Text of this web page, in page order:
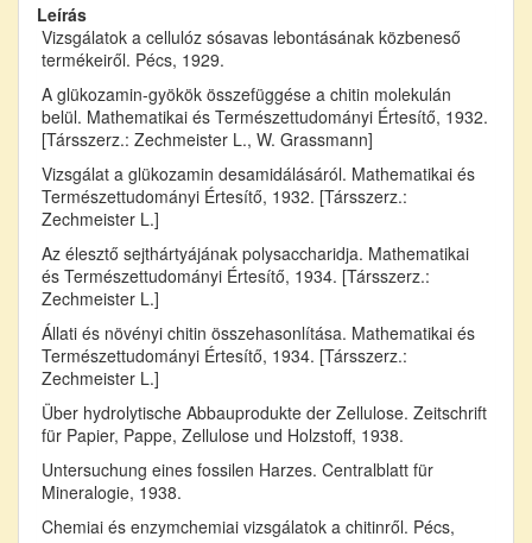
Leírás
Vizsgálatok a cellulóz sósavas lebontásának közbeneső
termékeiről. Pécs, 1929.
A glükozamin-gyökök összefüggése a chitin molekulán
belül. Mathematikai és Természettudományi Értesítő, 1932.
[Társszerz.: Zechmeister L., W. Grassmann]
Vizsgálat a glükozamin desamidálásáról. Mathematikai és
Természettudományi Értesítő, 1932. [Társszerz.:
Zechmeister L.]
Az élesztő sejthártyájának polysaccharidja. Mathematikai
és Természettudományi Értesítő, 1934. [Társszerz.:
Zechmeister L.]
Állati és növényi chitin összehasonlítása. Mathematikai és
Természettudományi Értesítő, 1934. [Társszerz.:
Zechmeister L.]
Über hydrolytische Abbauprodukte der Zellulose. Zeitschrift
für Papier, Pappe, Zellulose und Holzstoff, 1938.
Untersuchung eines fossilen Harzes. Centralblatt für
Mineralogie, 1938.
Chemiai és enzymchemiai vizsgálatok a chitinről. Pécs,